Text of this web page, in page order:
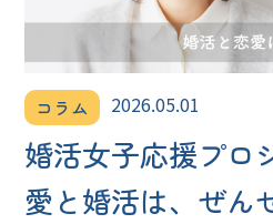
コラム 2026.05.01
婚活女子応援プ
愛と婚活は、ぜん